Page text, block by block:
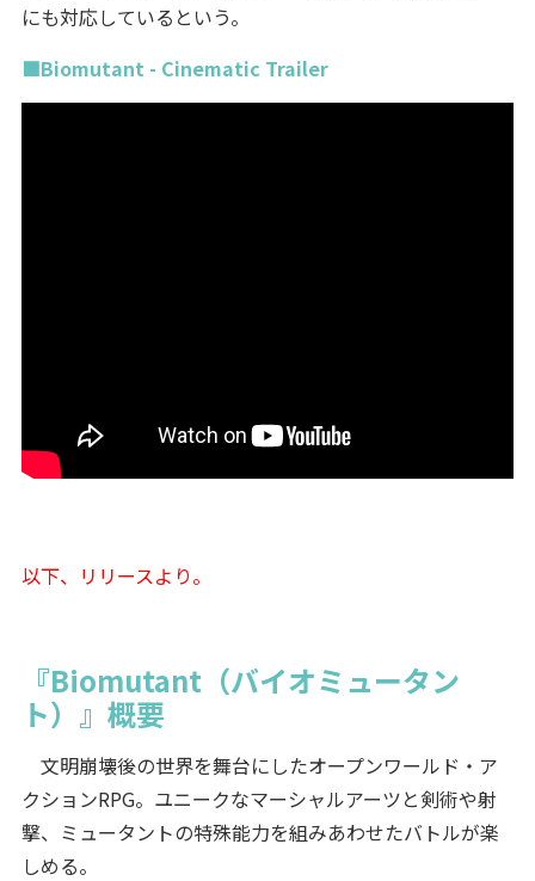
にも対応しているという。
■Biomutant - Cinematic Trailer
以下、リリースより。
『Biomutant（バイオミュータン
ト）』概要
文明崩壊後の世界を舞台にしたオープンワールド・ア
クションRPG。ユニークなマーシャルアーツと剣術や射
撃、ミュータントの特殊能力を組みあわせたバトルが楽
しめる。